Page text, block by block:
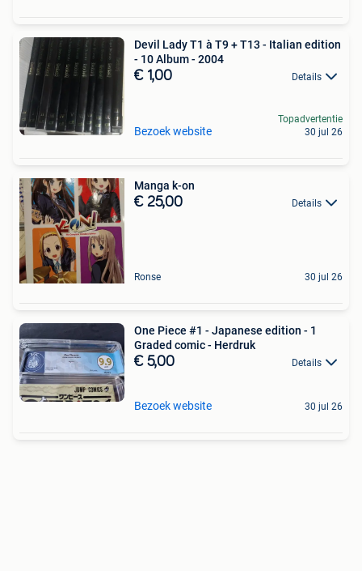
Devil Lady T1 à T9 + T13 - Italian edition
- 10 Album - 2004
€ 1,00 Details
Bezoek website
Topadvertentie
30 jul 26
Manga k-on
€ 25,00 Details
Ronse 30 jul 26
One Piece #1 - Japanese edition - 1
Graded comic - Herdruk
€ 5,00 Details
Bezoek website 30 jul 26